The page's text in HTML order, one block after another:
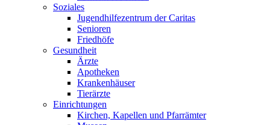
Soziales
Jugendhilfezentrum der Caritas
Senioren
Friedhöfe
Gesundheit
Ärzte
Apotheken
Krankenhäuser
Tierärzte
Einrichtungen
Kirchen, Kapellen und Pfarrämter